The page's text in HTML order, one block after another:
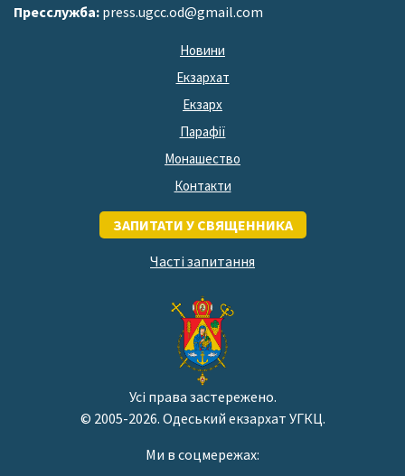
Пресслужба: press.ugcc.od@gmail.com
Новини
Екзархат
Екзарх
Парафії
Монашество
Контакти
ЗАПИТАТИ У СВЯЩЕННИКА
Часті запитання
Усі права застережено.
© 2005-2026. Одеський екзархат УГКЦ.
Ми в соцмережах: